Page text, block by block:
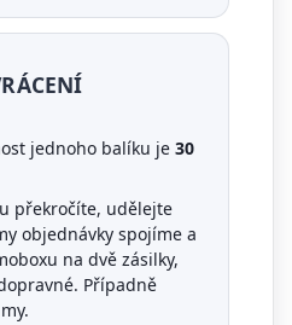
jednoho balíku je 30
překročíte, udělejte
objednávky spojíme a
na dvě zásilky,
Případně